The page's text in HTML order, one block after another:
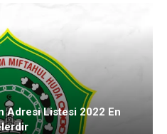
Adresi Listesi 2022 En